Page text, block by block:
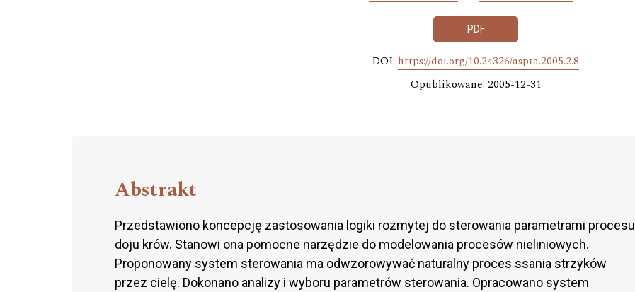
PDF
DOI: https://doi.org/10.24326/aspta.2005.2.8
Opublikowane: 2005-12-31
Abstrakt
Przedstawiono koncepcję zastosowania logiki rozmytej do sterowania parametrami procesu
doju krów. Stanowi ona pomocne narzędzie do modelowania procesów nieliniowych.
Proponowany system sterowania ma odwzorowywać naturalny proces ssania strzyków
przez cielę. Dokonano analizy i wyboru parametrów sterowania. Opracowano system